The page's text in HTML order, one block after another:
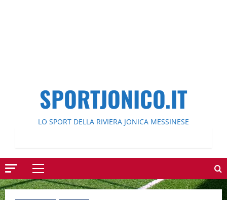
SPORTJONICO.IT
LO SPORT DELLA RIVIERA JONICA MESSINESE
Menu
principale